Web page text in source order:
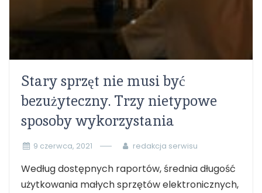
Stary sprzęt nie musi być
bezużyteczny. Trzy nietypowe
sposoby wykorzystania
9 czerwca, 2021 redakcja serwisu
Według dostępnych raportów, średnia długość
użytkowania małych sprzętów elektronicznych,